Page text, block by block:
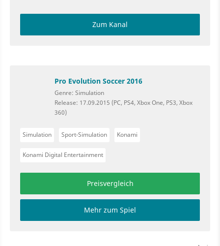
Zum Kanal
Pro Evolution Soccer 2016
Genre: Simulation
Release: 17.09.2015 (PC, PS4, Xbox One, PS3, Xbox
360)
Simulation Sport-Simulation Konami
Konami Digital Entertainment
Preisvergleich
Mehr zum Spiel